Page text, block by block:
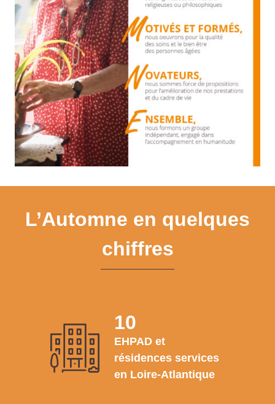
L’Automne en quelques
chiffres
10
EHPAD et
résidences services
en Loire-Atlantique